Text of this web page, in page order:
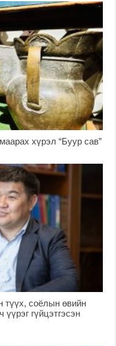
хүрэл “Буур сав”
соёлын өвийн
гүйцэтгэсэн